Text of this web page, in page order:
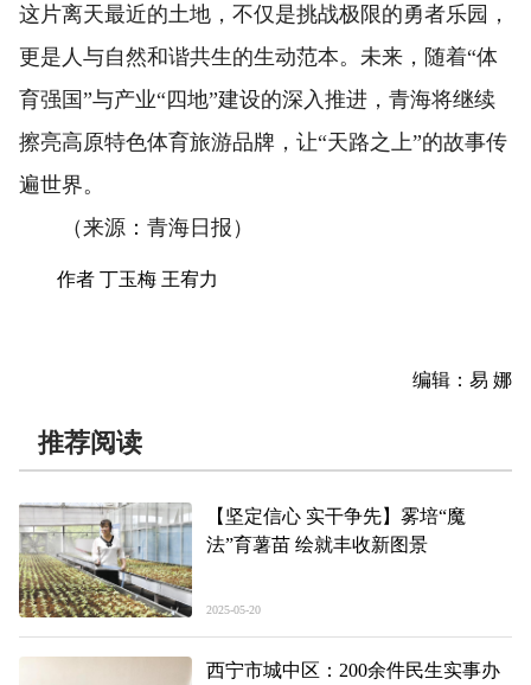
这片离天最近的土地，不仅是挑战极限的勇者乐园，
更是人与自然和谐共生的生动范本。未来，随着“体
育强国”与产业“四地”建设的深入推进，青海将继续
擦亮高原特色体育旅游品牌，让“天路之上”的故事传
遍世界。
（来源：青海日报）
作者 丁玉梅 王宥力
编辑：易 娜
推荐阅读
【坚定信心 实干争先】雾培“魔
法”育薯苗 绘就丰收新图景
2025-05-20
西宁市城中区：200余件民生实事办